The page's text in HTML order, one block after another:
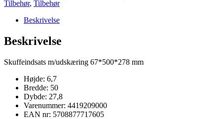
Eg
Tilbehør, Tilbehør
Beskrivelse
Beskrivelse
Skuffeindsats m/udskæring 67*500*278 mm
Højde: 6,7
Bredde: 50
Dybde: 27,8
Varenummer: 4419209000
EAN nr: 5708877717605